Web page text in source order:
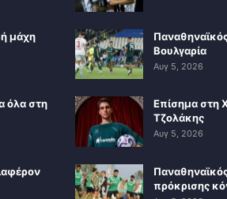
μάχη
όλα στη
Βουλγαρία
Αυγ 5, 2026
Επίσημα στη
Τζολάκης
Αυγ 5, 2026
πρόκρισης